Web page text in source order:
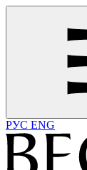
РУС ENG